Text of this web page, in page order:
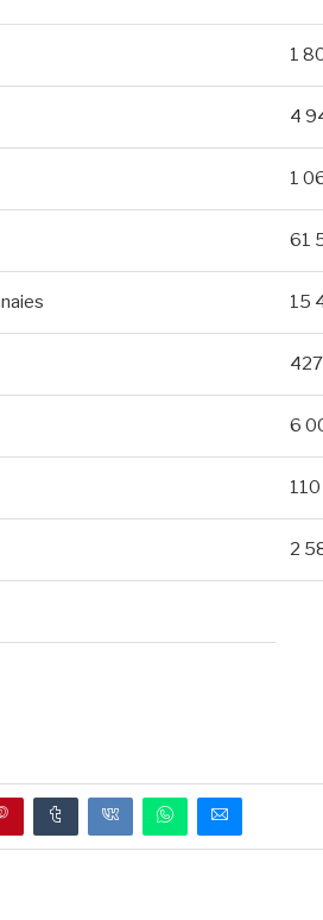
1
4
1
61
15
6
2